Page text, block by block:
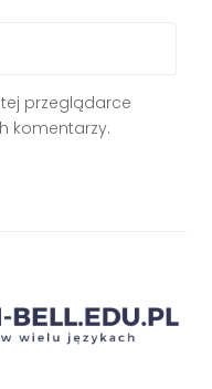
przeglądarce
komentarzy.